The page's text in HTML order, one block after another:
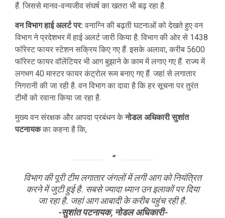
हैं. जिससे मानव-वन्यजीव संघर्ष का खतरा भी बढ़ रहा है.
वन विभाग हाई अलर्ट पर: वनाग्नि की बढ़ती घटनाओं को देखते हुए वन
विभाग ने प्रदेशभर में हाई अलर्ट जारी किया है. विभाग की ओर से 1438
फॉरेस्ट फायर स्टेशन सक्रिय किए गए हैं. इसके अलावा, करीब 5600
फॉरेस्ट फायर वॉलेंटियर भी आग बुझाने के काम में लगाए गए हैं. राज्य में
लगभग 40 मास्टर फायर कंट्रोल रूम बनाए गए हैं. जहां से लगातार
निगरानी की जा रही है. वन विभाग का दावा है कि हर सूचना पर तुरंत
टीमों को रवाना किया जा रहा है.
मुख्य वन संरक्षक और आपदा प्रबंधन केनोडल अधिकारी सुशांत
पटनायकका कहना है कि,
विभाग की पूरी टीम लगातार जंगलों में लगी आग को नियंत्रित
करने में जुटी हुई है. सबसे ज्यादा ध्यान उन इलाकों पर दिया
जा रहा है. जहां आग आबादी के करीब पहुंच रही है.
-सुशांत पटनायक, नोडल अधिकारी-